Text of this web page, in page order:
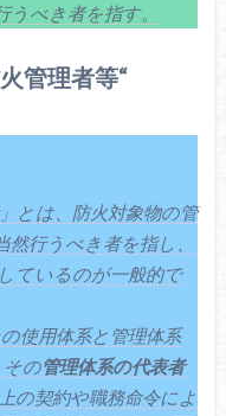
うべき者を指す。
管理者等“
とは、防火対象物の管
行うべき者を指し、
ているのが一般的で
使用体系と管理体系
その管理体系の代表者
の契約や職務命令によ